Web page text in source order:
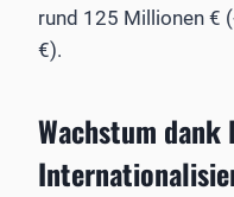
rund 125 Millionen €
€).
Wachstum